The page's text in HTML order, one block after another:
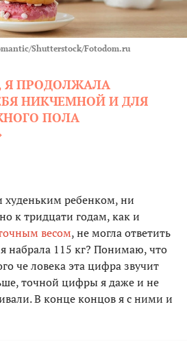
Shutterstock/Fotodom.ru
Я ПРОДОЛЖАЛА
НИКЧЕМНОЙ И ДЛЯ
ПОЛА
худеньким ребенком, ни
к тридцати годам, как и
весом, не могла ответить
набрала 115 кг? Понимаю, что
че ловека эта цифра звучит
точной цифры я даже и не
В конце концов я с ними и